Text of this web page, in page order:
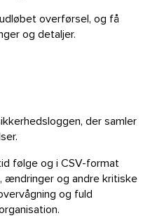
overførsel, og få
og detaljer.
der samler
følge og i CSV-format
ændringer og andre kritiske
og fuld